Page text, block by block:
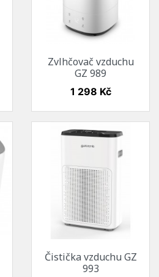
Zvlhčovač vzduchu
GZ 989
Cena
1 298 Kč
Čistička vzduchu GZ
993